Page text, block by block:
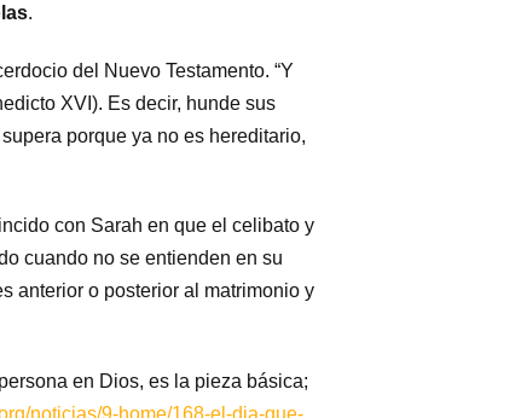
.
del Nuevo Testamento. “Y
XVI). Es decir, hunde sus
porque ya no es hereditario,
con Sarah en que el celibato y
cuando no se entienden en su
anterior o posterior al matrimonio y
en Dios, es la pieza básica;